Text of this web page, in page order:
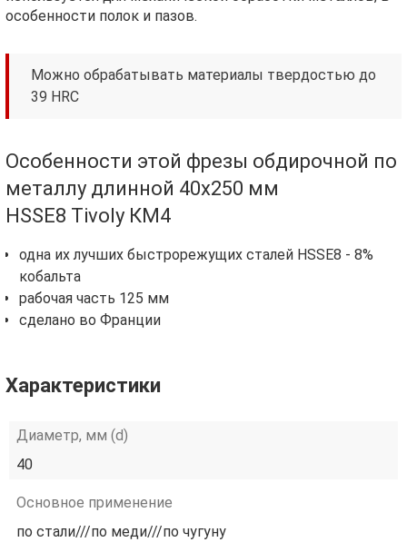
особенности полок и пазов.
Можно обрабатывать материалы твердостью до
39 HRC
Особенности этой фрезы обдирочной по
металлу длинной 40х250 мм
HSSE8 Tivoly КМ4
одна их лучших быстрорежущих сталей HSSE8 - 8%
кобальта
рабочая часть 125 мм
сделано во Франции
Характеристики
Диаметр, мм (d)
40
Основное применение
по стали///по меди///по чугуну